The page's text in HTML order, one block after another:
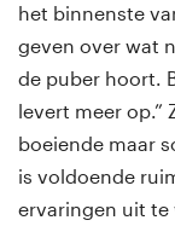
het binnenste
geven over wat
de puber hoort.
levert meer op.”
boeiende maar
is voldoende
ervaringen uit te